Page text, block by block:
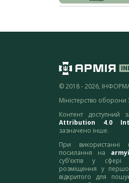
© 2018 - 2026,
Міністерство оборони
Контент доступний
Attribution 4.0
зазначено інше.
При використанні
посилання на
суб’єктів у
розміщення у
відкритого для